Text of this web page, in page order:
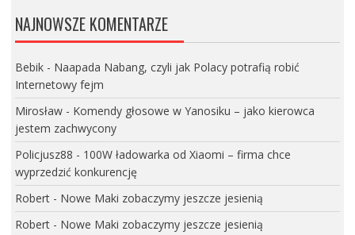
NAJNOWSZE KOMENTARZE
Bebik- Naapada Nabang, czyli jak Polacy potrafią robić
Internetowy fejm
Mirosław- Komendy głosowe w Yanosiku – jako kierowca
jestem zachwycony
Policjusz88 - 100W ładowarka od Xiaomi – firma chce
wyprzedzić konkurencję
Robert- Nowe Maki zobaczymy jeszcze jesienią
Robert- Nowe Maki zobaczymy jeszcze jesienią